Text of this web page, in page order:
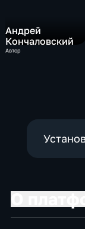
Андрей
Кончаловский
Автор